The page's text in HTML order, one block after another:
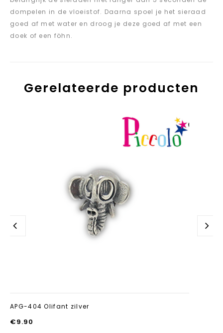
dompelen in de vloeistof. Daarna spoel je het sieraad
goed af met water en droog je deze goed af met een
doek of een föhn.
Gerelateerde producten
APG-404 Olifant zilver
€9.90